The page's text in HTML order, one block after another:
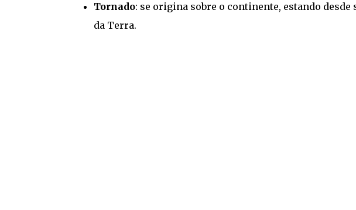
Tornado: se origina sobre o continente, estando
da Terra.